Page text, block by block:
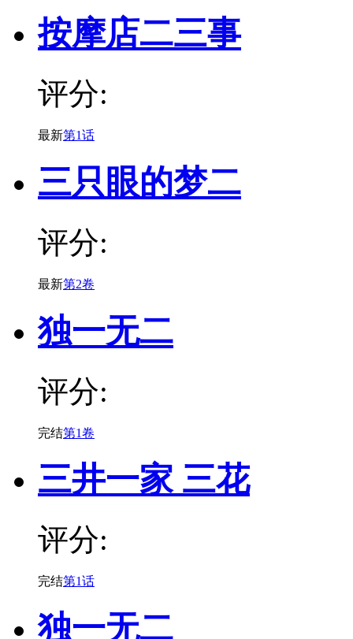
按摩店二三事
评分:
最新第1话
三只眼的梦二
评分:
最新第2卷
独一无二
评分:
完结第1卷
三井一家 三花
评分:
完结第1话
独一无二